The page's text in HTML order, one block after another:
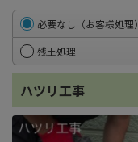
必要なし（お客様処理）
残土処理
ハツリ工事